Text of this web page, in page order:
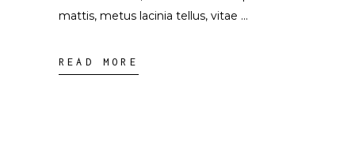
mattis, metus lacinia tellus, vitae
READ MORE